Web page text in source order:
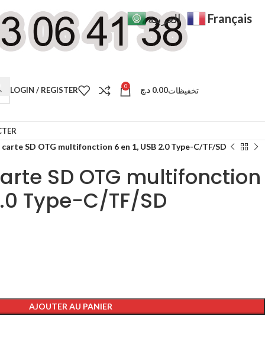
LOGIN / REGISTER 0 0.00 د.ج تخفيظات
SD OTG multifonction 6 en 1, USB 2.0 Type-C/TF/SD
SD OTG multifonction
Type-C/TF/SD
AJOUTER AU PANIER
العربية Français